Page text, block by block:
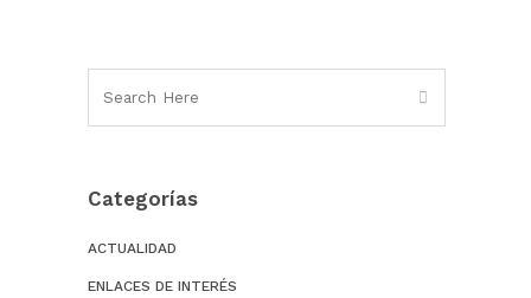
Categorías
ACTUALIDAD
ENLACES DE INTERÉS